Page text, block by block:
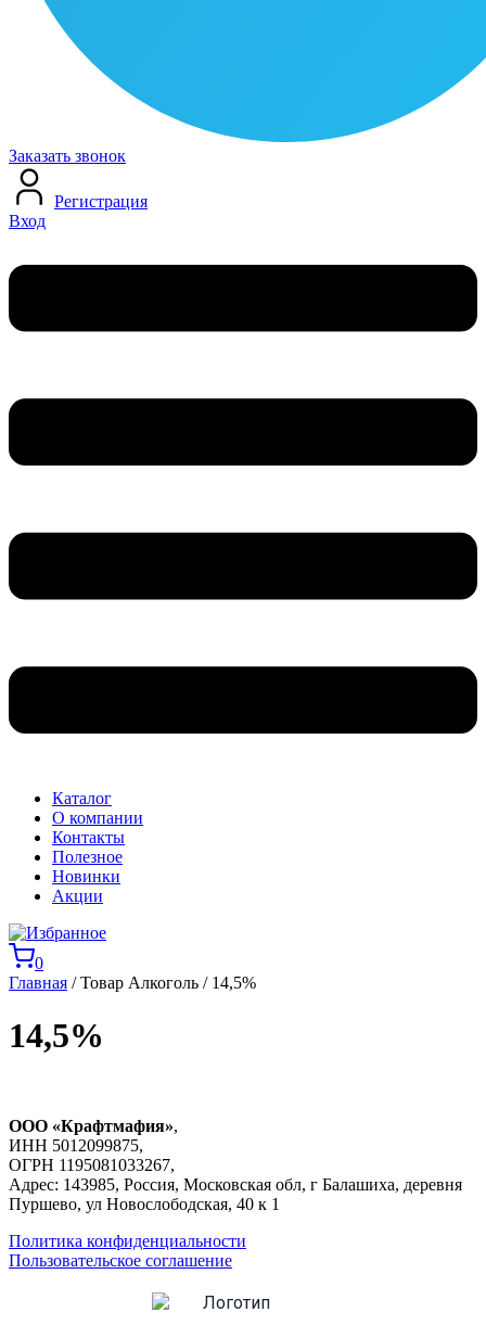
Заказать звонок
Вход
Регистрация
Каталог
О компании
Контакты
Полезное
Новинки
Акции
0
Главная / Товар Алкоголь / 14,5%
14,5%
ООО «Крафтмафия»,
ИНН 5012099875,
ОГРН 1195081033267,
Адрес: 143985, Россия, Московская обл, г Балашиха, деревня
Пуршево, ул Новослободская, 40 к 1
Политика конфиденциальности
Пользовательское соглашение